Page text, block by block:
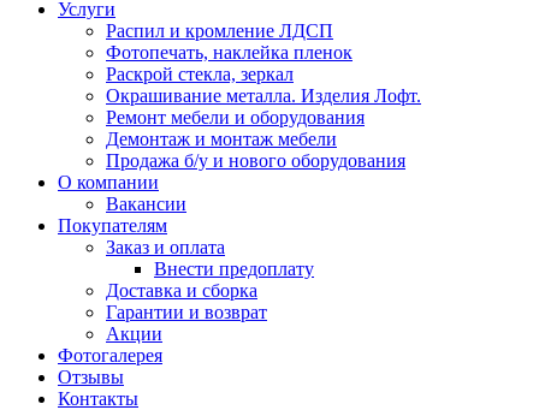
Услуги
Распил и кромление ЛДСП
Фотопечать, наклейка пленок
Раскрой стекла, зеркал
Окрашивание металла. Изделия Лофт.
Ремонт мебели и оборудования
Демонтаж и монтаж мебели
Продажа б/у и нового оборудования
О компании
Вакансии
Покупателям
Заказ и оплата
Внести предоплату
Доставка и сборка
Гарантии и возврат
Акции
Фотогалерея
Отзывы
Контакты